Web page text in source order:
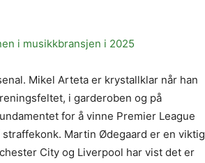
i musikkbransjen i 2025
Mikel Arteta er krystallklar når han
i garderoben og på
for å vinne Premier League
Martin Ødegaard er en viktig
City og Liverpool har vist det er